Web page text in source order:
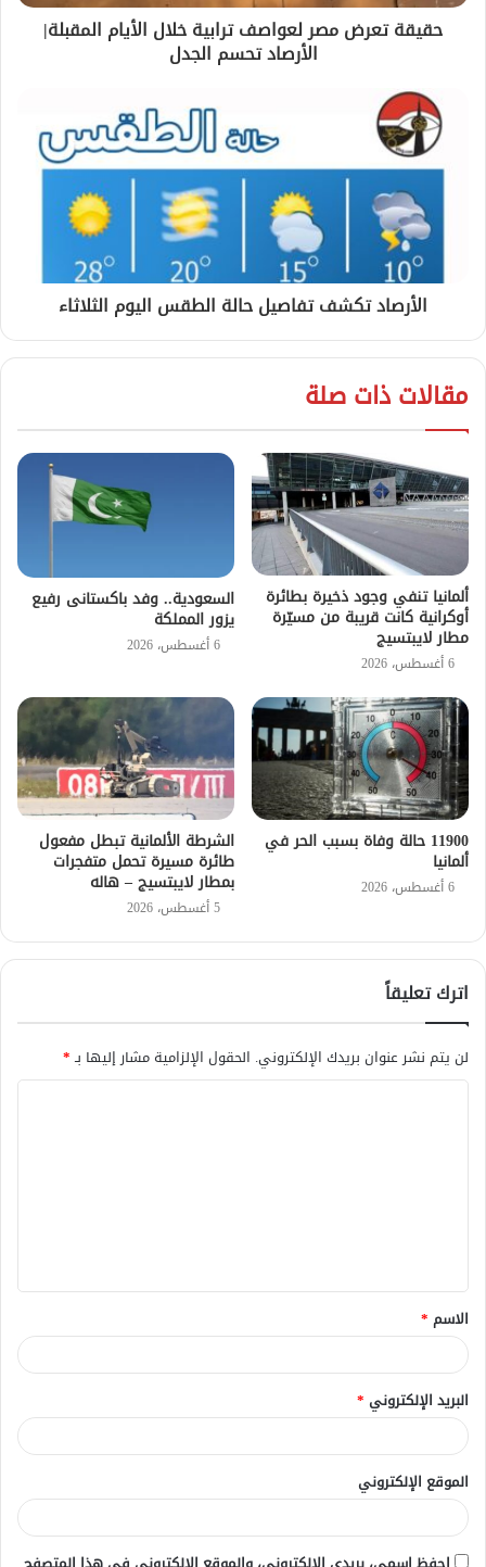
حقيقة تعرض مصر لعواصف ترابية خلال الأيام المقبلة|
الأرصاد تحسم الجدل
الأرصاد تكشف تفاصيل حالة الطقس اليوم الثلاثاء
مقالات ذات صلة
ألمانيا تنفي وجود ذخيرة بطائرة
أوكرانية كانت قريبة من مسيّرة
مطار لايبتسيج
6 أغسطس، 2026
السعودية.. وفد باكستانى رفيع
يزور المملكة
6 أغسطس، 2026
11900 حالة وفاة بسبب الحر في
ألمانيا
6 أغسطس، 2026
الشرطة الألمانية تبطل مفعول
طائرة مسيرة تحمل متفجرات
بمطار لايبتسيج – هاله
5 أغسطس، 2026
اترك تعليقاً
لن يتم نشر عنوان بريدك الإلكتروني. الحقول الإلزامية مشار إليها بـ*
ق
*
الاسم *
البريد الإلكتروني *
الموقع الإلكتروني